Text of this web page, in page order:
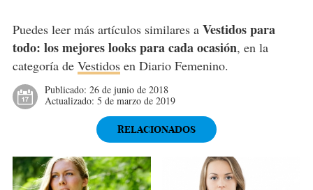
Puedes leer más artículos similares a Vestidos para
todo: los mejores looks para cada ocasión, en la
categoría de Vestidosen Diario Femenino.
Publicado: 26 de junio de 2018
Actualizado: 5 de marzo de 2019
RELACIONADOS